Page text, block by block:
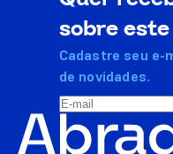
sobre este
Cadastre seu e-
de novidades.